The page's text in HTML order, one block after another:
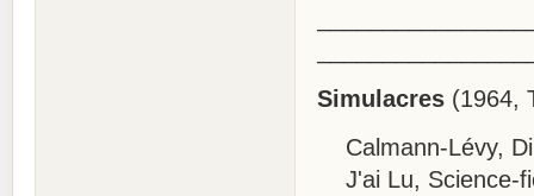
Simulacres (1964,
Calmann-Lévy,
J'ai Lu, Science-